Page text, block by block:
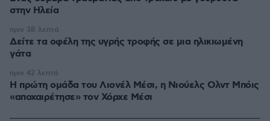
στην Ηλεία
Δείτε τα οφέλη της υγρής τροφής σε μια ηλικιωμένη
γάτα
πριν 38 λεπτά
Η πρώτη ομάδα του Λιονέλ Μέσι, η Νιούελς Ολντ Μπόις
«αποχαιρέτησε» τον Χόρχε Μέσι
πριν 42 λεπτά